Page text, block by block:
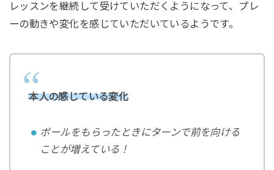
レッスンを継続して受けていただくようになって、プレ
ーの動きや変化を感じていただいているようです。
本人の感じている変化
ボールをもらったときにターンで前を向ける
ことが増えている！